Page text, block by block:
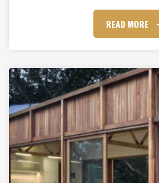
READ MORE